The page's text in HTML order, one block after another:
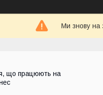
Ми знову на
що працюють на